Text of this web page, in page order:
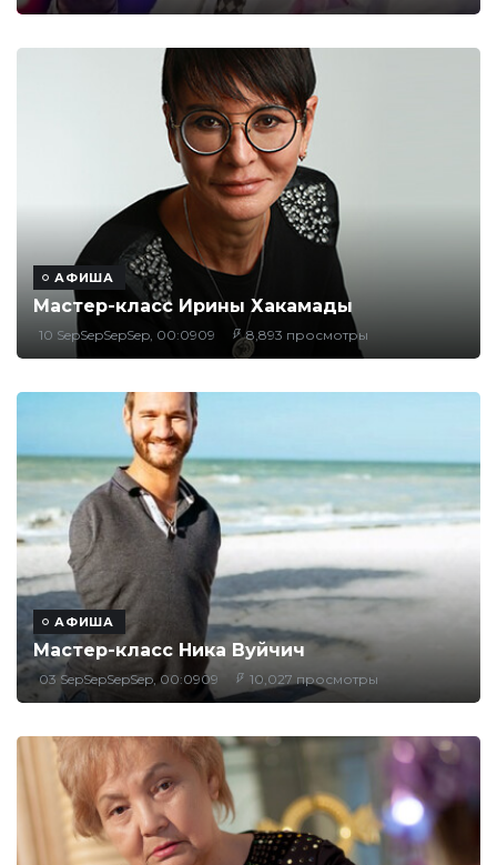
АФИША
Мастер-класс Ирины Хакамады
10 SepSepSepSep, 00:0909 8,893 просмотры
АФИША
Мастер-класс Ника Вуйчич
03 SepSepSepSep, 00:0909 10,027 просмотры